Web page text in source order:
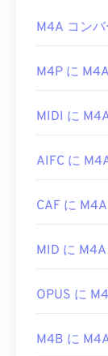
くには
合、録画に
は、VLCメ
Microsoftの
開発元:
初回リリー
https://
M4A フ
Windows
ーディオ再
くデフォル
グラムです
ビューできま
Premiere Pro
開発元: ISO
M4A コンバ
M4P に M4A
MIDI に
AIFC に
CAF に M4A
MID に M4A
OPUS に
M4B に